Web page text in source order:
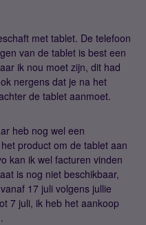
met tablet. De telefoon
van de tablet is best een
ik nou moet zijn, dit had
nergens dat je na het
de tablet aanmoet.
heb nog wel een
product om de tablet aan
kan ik wel facturen vinden
is nog niet beschikbaar,
17 juli volgens jullie
7 juli, ik heb het aankoop